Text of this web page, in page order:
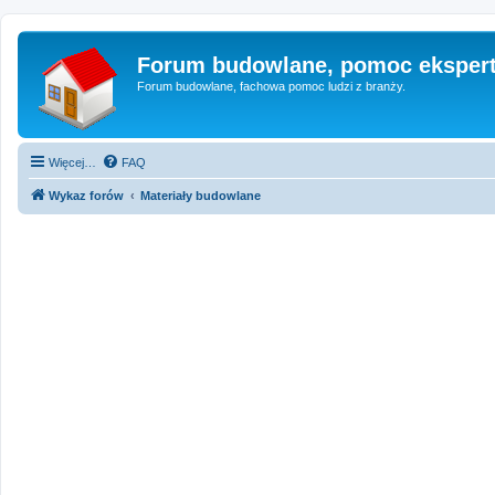
Forum budowlane, pomoc
Forum budowlane, fachowa pomoc ludzi z branży.
Więcej… FAQ
Wykaz forów Materiały budowlane